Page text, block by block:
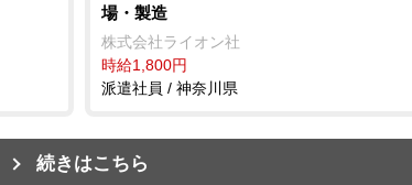
場・製造
株式会社ライオン社
時給1,800円
派遣社員 / 神奈川県
続きはこちら